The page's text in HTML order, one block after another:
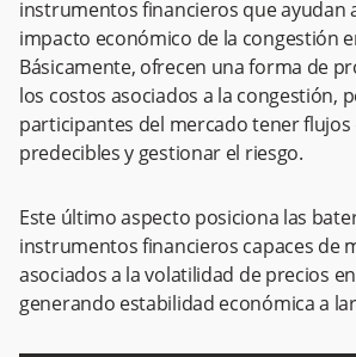
instrumentos financieros que ayudan
impacto económico de la congestión
Básicamente, ofrecen una forma de
los costos asociados a la congestión,
participantes del mercado tener flujos
predecibles y gestionar el riesgo.
Este último aspecto posiciona las
instrumentos financieros capaces de
asociados a la volatilidad de precios
generando estabilidad económica a